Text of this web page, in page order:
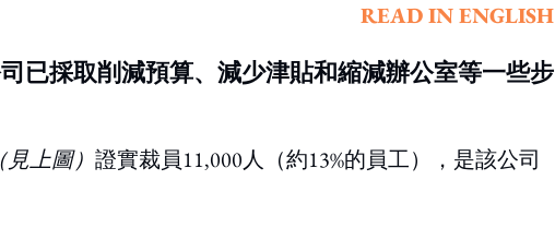
READ IN ENGLISH
已採取削減預算、減少津貼和縮減辦公室等一些步
（見上圖） 證實裁員11,000人（約13%的員工），是該公司